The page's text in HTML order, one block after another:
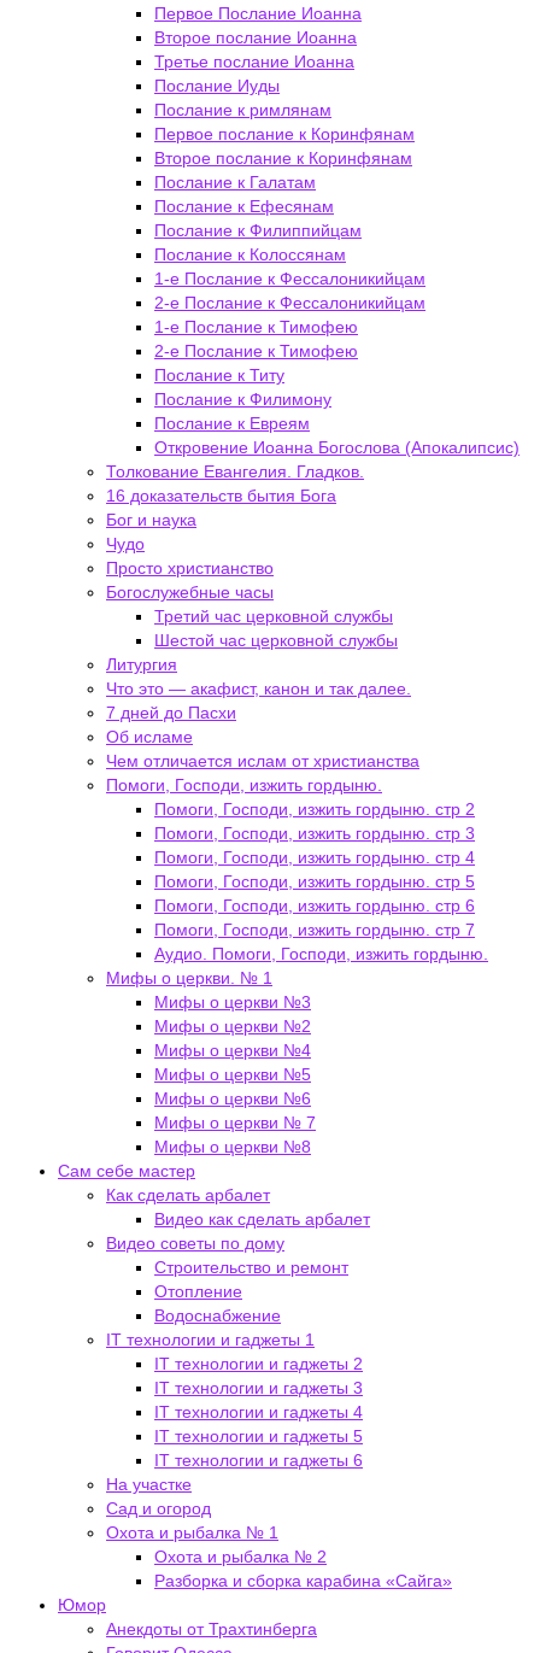
Первое Послание Иоанна
Второе послание Иоанна
Третье послание Иоанна
Послание Иуды
Послание к римлянам
Первое послание к Коринфянам
Второе послание к Коринфянам
Послание к Галатам
Послание к Ефесянам
Послание к Филиппийцам
Послание к Колоссянам
1-е Послание к Фессалоникийцам
2-е Послание к Фессалоникийцам
1-е Послание к Тимофею
2-е Послание к Тимофею
Послание к Титу
Послание к Филимону
Послание к Евреям
Откровение Иоанна Богослова (Апокалипсис)
Толкование Евангелия. Гладков.
16 доказательств бытия Бога
Бог и наука
Чудо
Просто христианство
Богослужебные часы
Третий час церковной службы
Шестой час церковной службы
Литургия
Что это — акафист, канон и так далее.
7 дней до Пасхи
Об исламе
Чем отличается ислам от христианства
Помоги, Господи, изжить гордыню.
Помоги, Господи, изжить гордыню. стр 2
Помоги, Господи, изжить гордыню. стр 3
Помоги, Господи, изжить гордыню. стр 4
Помоги, Господи, изжить гордыню. стр 5
Помоги, Господи, изжить гордыню. стр 6
Помоги, Господи, изжить гордыню. стр 7
Аудио. Помоги, Господи, изжить гордыню.
Мифы о церкви. № 1
Мифы о церкви №3
Мифы о церкви №2
Мифы о церкви №4
Мифы о церкви №5
Мифы о церкви №6
Мифы о церкви № 7
Мифы о церкви №8
Сам себе мастер
Как сделать арбалет
Видео как сделать арбалет
Видео советы по дому
Строительство и ремонт
Отопление
Водоснабжение
IT технологии и гаджеты 1
IT технологии и гаджеты 2
IT технологии и гаджеты 3
IT технологии и гаджеты 4
IT технологии и гаджеты 5
IT технологии и гаджеты 6
На участке
Сад и огород
Охота и рыбалка № 1
Охота и рыбалка № 2
Разборка и сборка карабина «Сайга»
Юмор
Анекдоты от Трахтинберга